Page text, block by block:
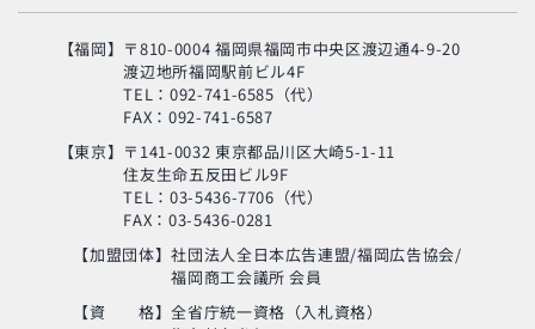
【福岡】 〒810-0004 福岡県福岡市中央区渡辺通4-9-20
渡辺地所福岡駅前ビル4F
TEL：092-741-6585（代）
FAX：092-741-6587
【東京】 〒141-0032 東京都品川区大崎5-1-11
住友生命五反田ビル9F
TEL：03-5436-7706（代）
FAX：03-5436-0281
【加盟団体】社団法人全日本広告連盟/福岡広告協会/
福岡商工会議所 会員
【資 格】全省庁統一資格（入札資格）
「MSC海のエコラベ
使い終わった制服
の“新・活用術”とは？